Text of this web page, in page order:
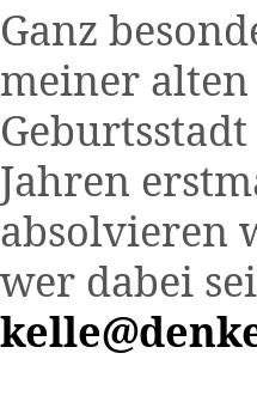
Ganz
meiner
Geburtsstadt
Jahren
absolvieren
wer dabei